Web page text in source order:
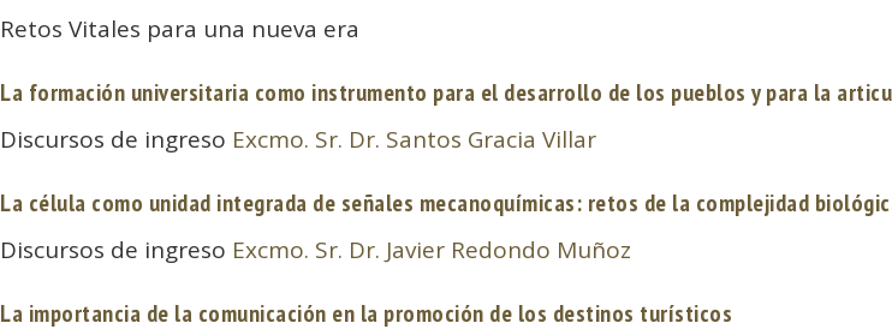
Retos Vitales para una nueva era
La formación universitaria como instrumento para el desarrollo de los pueblos y para la
Discursos de ingreso Excmo. Sr. Dr. Santos Gracia Villar
La célula como unidad integrada de señales mecanoquímicas: retos de la complejidad
Discursos de ingreso Excmo. Sr. Dr. Javier Redondo Muñoz
La importancia de la comunicación en la promoción de los destinos turísticos